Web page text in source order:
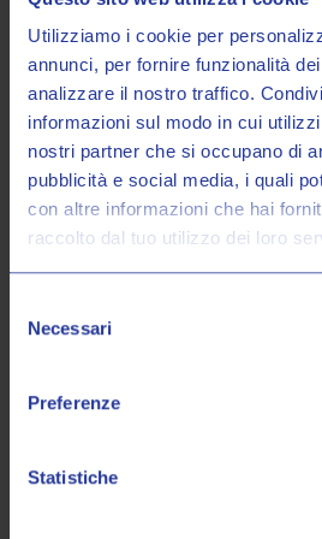
Utilizziamo i cookie per
annunci, per fornire funzionalità
analizzare il nostro traffico.
informazioni sul modo in cui
nostri partner che si occupano di
pubblicità e social media, i quali
con altre informazioni che hai
raccolto dal tuo utilizzo dei loro
delNecessari
Preferenze
Statistiche
Cellular Italia Spa Sena
Entra nel mondo
Ricevi in anteprima novità,
SCONTO DEL 10%sul tuo
Email:
Autorizzo il trattamento dei miei dati
scopi indicati nell'Informativa